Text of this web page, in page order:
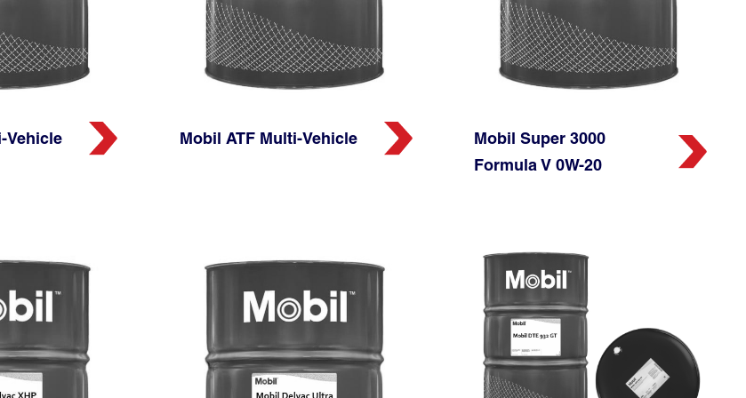
Vehicle Mobil ATF Multi-Vehicle
Mobil Super 3000
Formula V 0W-20